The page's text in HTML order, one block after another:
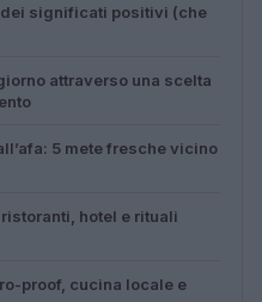
significati positivi (che
attraverso una scelta
5 mete fresche vicino
hotel e rituali
proof, cucina locale e